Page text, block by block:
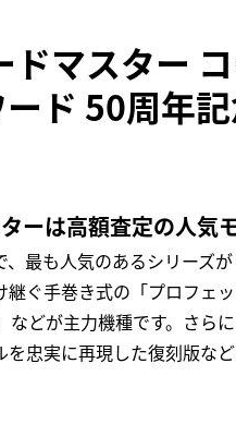
ドマスター
ード 50周年
ーは高額査定の人気
最も人気のあるシリーズ
継ぐ手巻き式の「プロフェ
などが主力機種です。さら
忠実に再現した復刻版な